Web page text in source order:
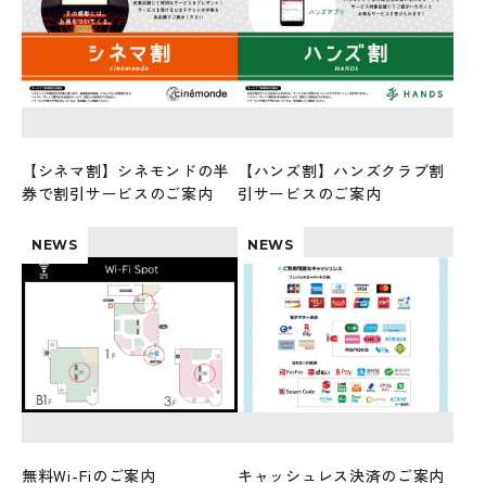
【シネマ割】シネモンドの半
券で割引サービスのご案内
【ハンズ割】ハンズクラブ割
引サービスのご案内
NEWS
無料Wi-Fiのご案内
NEWS
キャッシュレス決済のご案内